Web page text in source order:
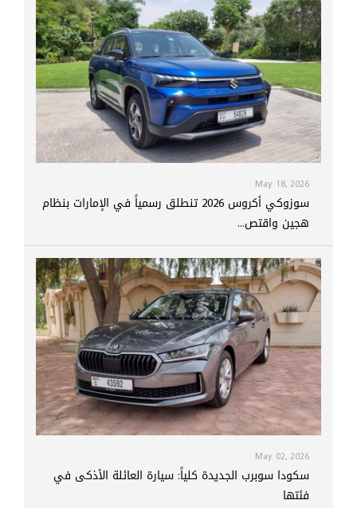
May 18, 2026
سوزوكي أكروس 2026 تنطلق رسمياً في الإمارات بنظام
هجين واقتص...
May 02, 2026
سكودا سوبرب الجديدة كلياً: سيارة العائلة الأذكى في
فئتها